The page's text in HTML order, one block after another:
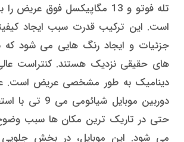
تله فوتو و 13 مگاپیکسل فوق
است. این ترکیب قدرت سبب ایجاد
جزئیات و ایجاد رنگ هایی می شود
های حقیقی نزدیک هستند. کنتراست
دینامیک به طور مشخصی عریض است.
دوربین موبایل
حتی در تاریک ترین مکان ها سبب
می شود. این موبایل، در بخش